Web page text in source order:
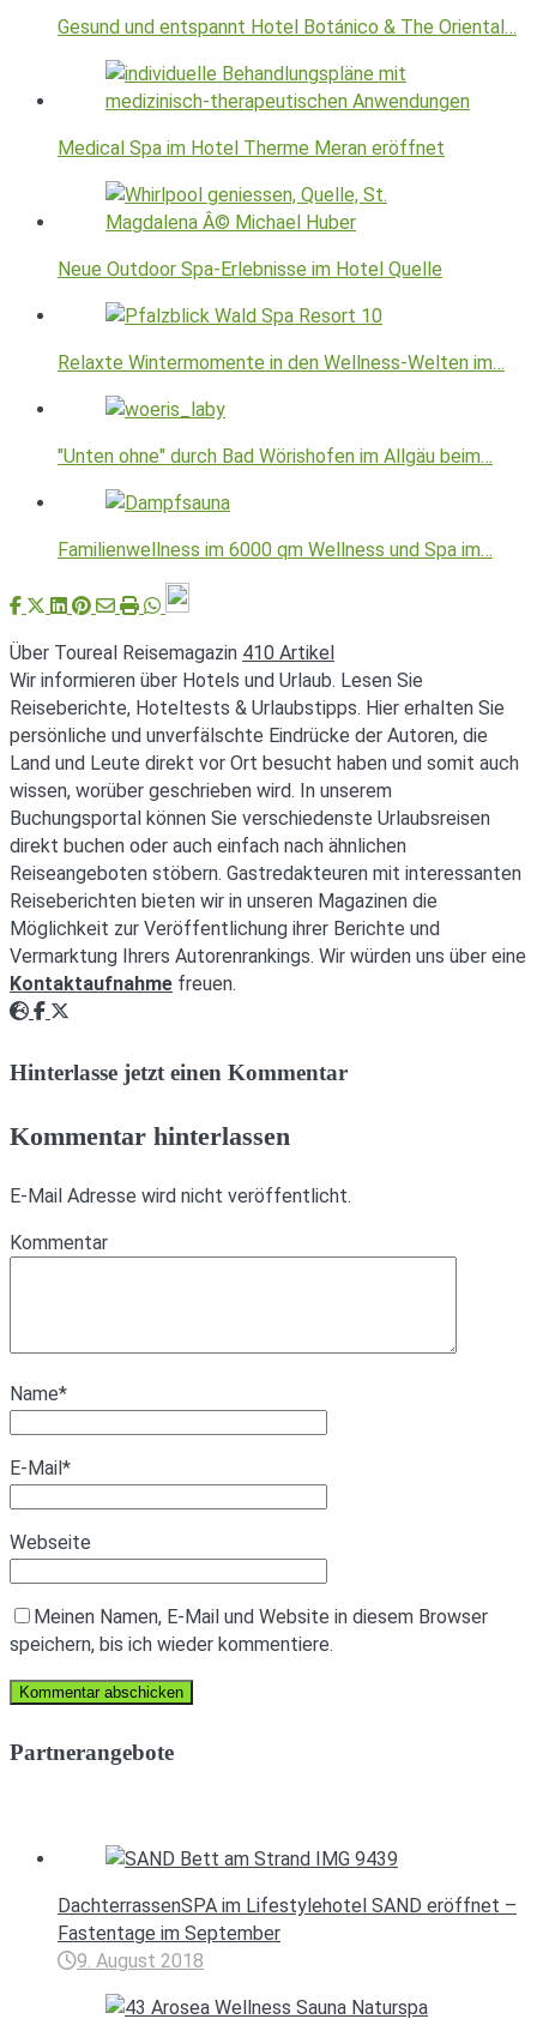
Gesund und entspannt Hotel Botánico & The Oriental…
Medical Spa im Hotel Therme Meran eröffnet
Neue Outdoor Spa-Erlebnisse im Hotel Quelle
Relaxte Wintermomente in den Wellness-Welten im…
"Unten ohne" durch Bad Wörishofen im Allgäu beim…
Familienwellness im 6000 qm Wellness und Spa im…
Über Toureal Reisemagazin 410 Artikel
Wir informieren über Hotels und Urlaub. Lesen Sie
Reiseberichte, Hoteltests & Urlaubstipps. Hier erhalten Sie
persönliche und unverfälschte Eindrücke der Autoren, die
Land und Leute direkt vor Ort besucht haben und somit auch
wissen, worüber geschrieben wird. In unserem
Buchungsportal können Sie verschiedenste Urlaubsreisen
direkt buchen oder auch einfach nach ähnlichen
Reiseangeboten stöbern. Gastredakteuren mit interessanten
Reiseberichten bieten wir in unseren Magazinen die
Möglichkeit zur Veröffentlichung ihrer Berichte und
Vermarktung Ihrers Autorenrankings. Wir würden uns über eine
Kontaktaufnahme freuen.
Webseite
Facebook
Hinterlasse jetzt einen Kommentar
Kommentar hinterlassen
E-Mail Adresse wird nicht veröffentlicht.
Kommentar
Name*
E-Mail*
Webseite
Meinen Namen, E-Mail und Website in diesem Browser
speichern, bis ich wieder kommentiere.
Partnerangebote
DachterrassenSPA im Lifestylehotel SAND eröffnet –
Fastentage im September
9. August 2018